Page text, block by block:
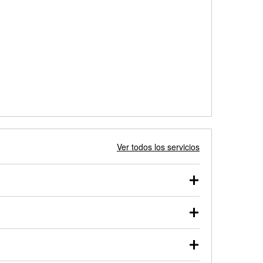
Ver todos los servicios
probarse dentro o fuera del vehículo y cargarse en
de nuestros profesionales te ayudará a encontrar
en el estacionamiento, o desmonta el